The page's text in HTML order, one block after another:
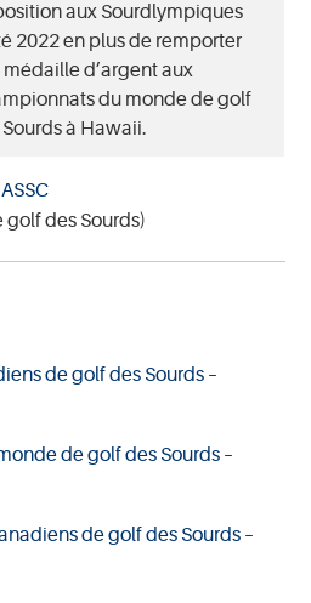
aux Sourdlympiques
2022 en plus de remporter
médaille d’argent aux
du monde de golf
à Hawaii.
des Sourds)
de golf des Sourds –
de golf des Sourds –
de golf des Sourds –